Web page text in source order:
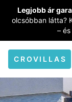
Legjobb ár
olcsóbban látta?
–
CROVILLAS